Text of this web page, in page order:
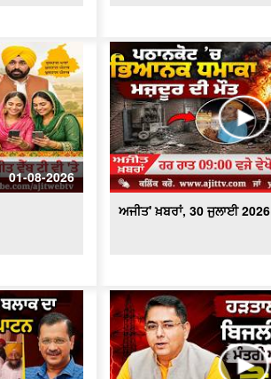
ਅਜੀਤ' ਖ਼ਬਰਾਂ, 25 ਜੁਲਾਈ 2026
ਅਜੀਤ' ਖ਼ਬਰਾਂ, 24 ਜੁਲਾਈ 2026
ਅਜੀਤ' ਖ਼ਬਰਾਂ, 23 ਜੁਲਾਈ 2026
ਅਜੀਤ' ਖ਼ਬਰਾਂ, 22 ਜੁਲਾਈ 2026
ਅਜੀਤ' ਖ਼ਬਰਾਂ, 20 ਜੁਲਾਈ 2026
ਅਜੀਤ' ਖ਼ਬਰਾਂ, 19 ਜੁਲਾਈ 2026
01-08-2026
ਅਜੀਤ' ਖ਼ਬਰਾਂ, 30 ਜੁਲਾਈ 2026